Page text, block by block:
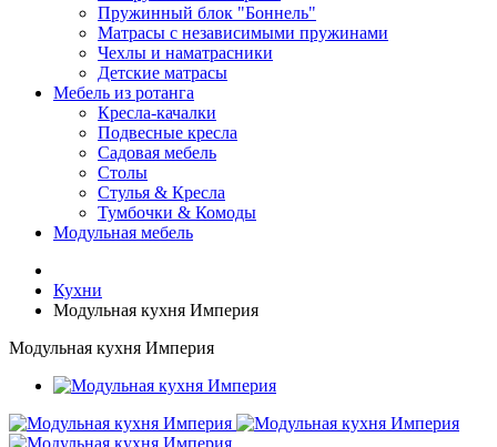
Пружинный блок "Боннель"
Матрасы с независимыми пружинами
Чехлы и наматрасники
Детские матрасы
Мебель из ротанга
Кресла-качалки
Подвесные кресла
Садовая мебель
Столы
Стулья & Кресла
Тумбочки & Комоды
Модульная мебель
Кухни
Модульная кухня Империя
Модульная кухня Империя